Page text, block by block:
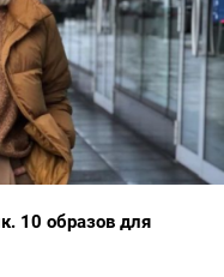
10 образов для